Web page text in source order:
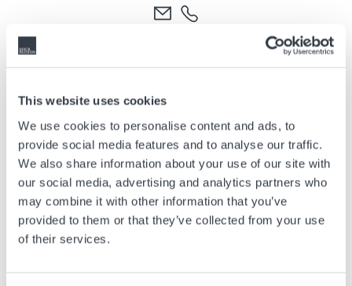
This website uses cookies
We use cookies to personalise content and ads, to
provide social media features and to analyse our traffic.
We also share information about your use of our site with
our social media, advertising and analytics partners who
may combine it with other information that you’ve
provided to them or that they’ve collected from your use
of their services.